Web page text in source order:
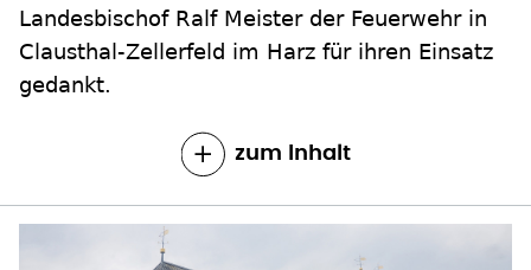
Landesbischof Ralf Meister der Feuerwehr in
Clausthal-Zellerfeld im Harz für ihren Einsatz
gedankt.
zum Inhalt